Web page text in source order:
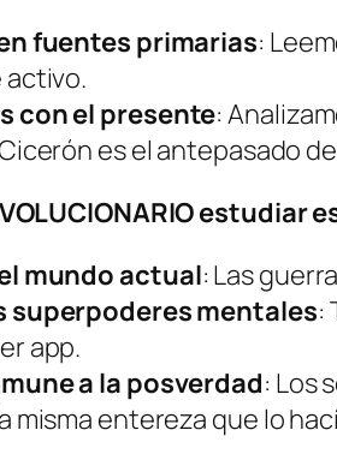
fuentes primarias:
activo.
con el presente:
es el antepasado
estudiar
mundo actual: Las
superpoderes mentales:
app.
a la posverdad: Los
misma entereza que lo